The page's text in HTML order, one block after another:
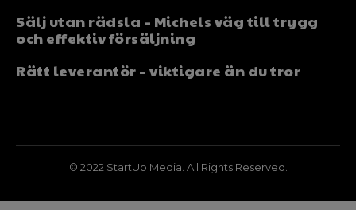
Sälj utan rädsla – Michels väg till trygg
och effektiv försäljning
Rätt leverantör – viktigare än du tror
© 2022 StartUp Media. All Rights Reserved.